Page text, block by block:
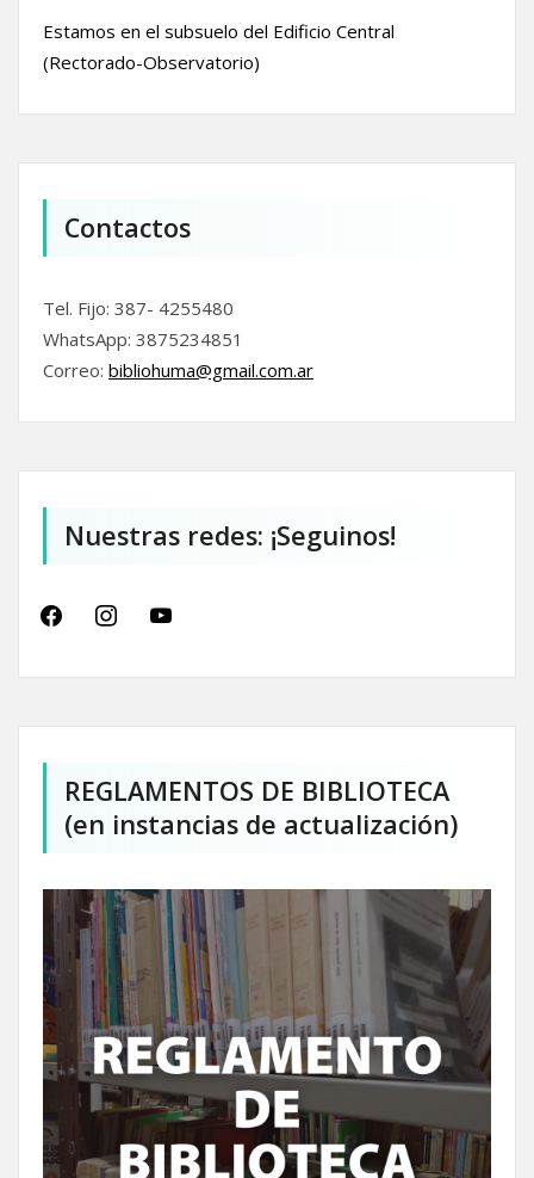
Estamos en el subsuelo del Edificio Central
(Rectorado-Observatorio)
Contactos
Tel. Fijo: 387- 4255480
WhatsApp: 3875234851
Correo: bibliohuma@gmail.com.ar
Nuestras redes: ¡Seguinos!
facebookinstagramyoutube
REGLAMENTOS DE BIBLIOTECA
(en instancias de actualización)